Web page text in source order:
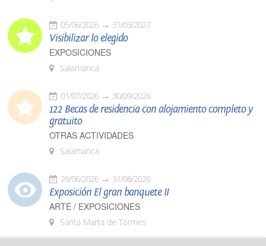
05/06/2026 31/03/2027
Visibilizar lo elegido
EXPOSICIONES
Salamanca
01/07/2026 30/09/2026
122 Becas de residencia con alojamiento completo y
gratuito
OTRAS ACTIVIDADES
Salamanca
26/06/2026 31/08/2026
Exposición El gran banquete II
ARTE / EXPOSICIONES
Santa Marta de Tormes